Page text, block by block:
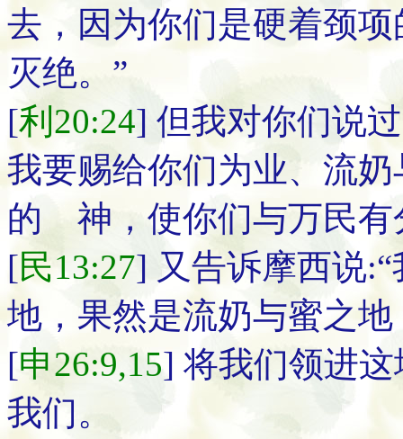
去，因为你们是硬着颈
灭绝。”
[利20:24] 但我对你们说
我要赐给你们为业、流
的 神，使你们与万民有
[民13:27] 又告诉摩西说
地，果然是流奶与蜜之
[申26:9,15] 将我们领进
我们。